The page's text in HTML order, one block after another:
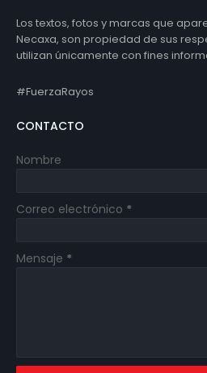
Los textos, fotos y marcas que
Necaxa, son propiedad de sus
utilizan únicamente con fines
#FuerzaRayos
CONTACTO
Nombre
Correo electrónico *
Mensaje *